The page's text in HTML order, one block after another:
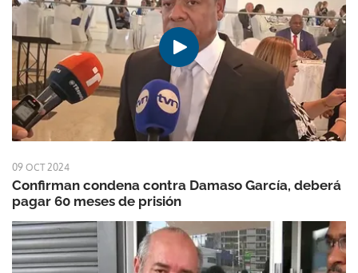
09 OCT 2024
Confirman condena contra Damaso García, deberá
pagar 60 meses de prisión